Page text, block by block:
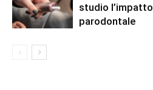
studio
parodontale